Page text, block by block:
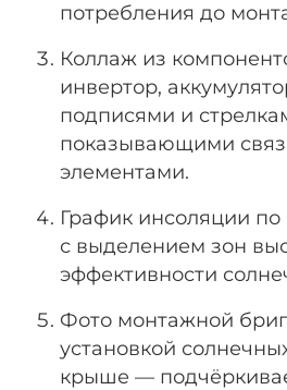
потребления до
Коллаж из
инвертор,
подписями и
показывающими
элементами.
График инсоляции
с выделением зон
эффективности
Фото монтажной
установкой
крыше —